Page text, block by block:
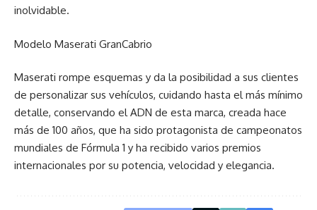
inolvidable.
Modelo Maserati GranCabrio
Maserati rompe esquemas y da la posibilidad a sus clientes
de personalizar sus vehículos, cuidando hasta el más mínimo
detalle, conservando el ADN de esta marca, creada hace
más de 100 años, que ha sido protagonista de campeonatos
mundiales de Fórmula 1 y ha recibido varios premios
internacionales por su potencia, velocidad y elegancia.